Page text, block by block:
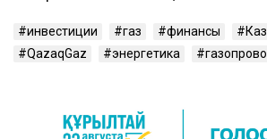
инвестиции газ финансы
QazaqGaz
энергетика